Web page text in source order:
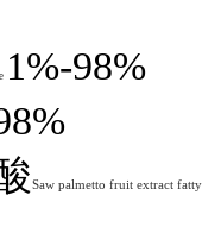
1%-98%
Saw palmetto fruit extract fatty